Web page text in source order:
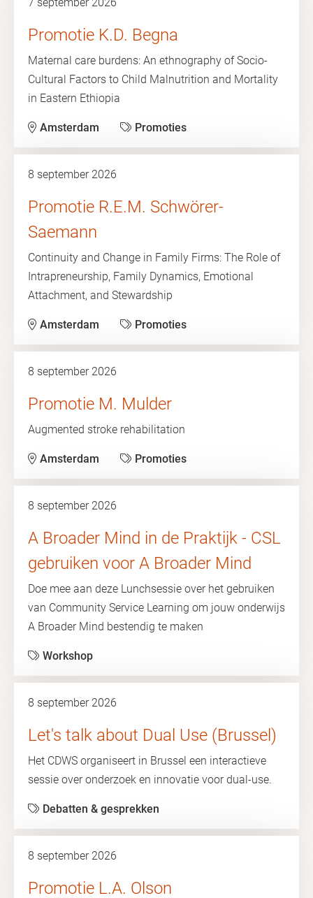
Promotie K.D. Begna
Maternal care burdens: An ethnography of Socio-
Cultural Factors to Child Malnutrition and Mortality
in Eastern Ethiopia
Amsterdam Promoties
8 september 2026
Promotie R.E.M. Schwörer-
Saemann
Continuity and Change in Family Firms: The Role of
Intrapreneurship, Family Dynamics, Emotional
Attachment, and Stewardship
Amsterdam Promoties
8 september 2026
Promotie M. Mulder
Augmented stroke rehabilitation
Amsterdam Promoties
8 september 2026
A Broader Mind in de Praktijk - CSL
gebruiken voor A Broader Mind
Doe mee aan deze Lunchsessie over het gebruiken
van Community Service Learning om jouw onderwijs
A Broader Mind bestendig te maken
Workshop
8 september 2026
Let's talk about Dual Use (Brussel)
Het CDWS organiseert in Brussel een interactieve
sessie over onderzoek en innovatie voor dual-use.
Debatten & gesprekken
8 september 2026
Promotie L.A. Olson